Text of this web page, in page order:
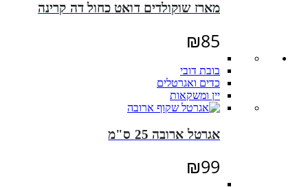
מארז שוקולדים דואט כחול דה קרינה
₪85
בובת דובי
כדים ואגרטלים
יין ומשקאות
אגרטל ארובה 25 ס"מ
₪99